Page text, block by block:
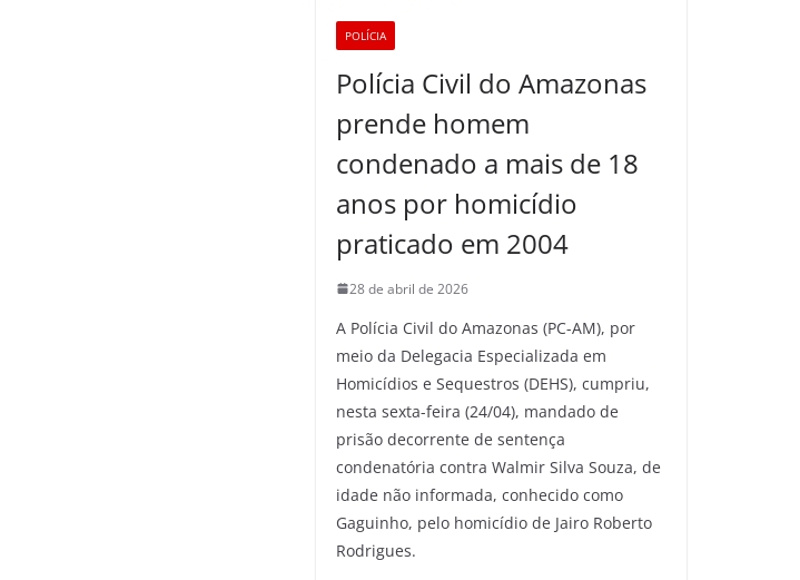
POLÍCIA
Polícia Civil do Amazonas
prende homem
condenado a mais de 18
anos por homicídio
praticado em 2004
28 de abril de 2026
A Polícia Civil do Amazonas (PC-AM), por
meio da Delegacia Especializada em
Homicídios e Sequestros (DEHS), cumpriu,
nesta sexta-feira (24/04), mandado de
prisão decorrente de sentença
condenatória contra Walmir Silva Souza, de
idade não informada, conhecido como
Gaguinho, pelo homicídio de Jairo Roberto
Rodrigues.